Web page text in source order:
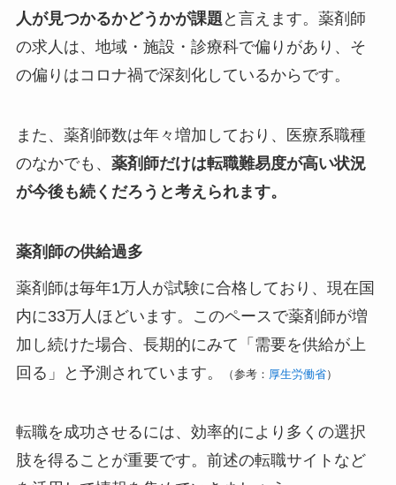
人が見つかるかどうかが課題 と言えます。薬剤師
の求人は、地域・施設・診療科で偏りがあり、そ
の偏りはコロナ禍で深刻化しているからです。
また、薬剤師数は年々増加しており、医療系職種
のなかでも、 薬剤師だけは転職難易度が高い状況
が今後も続くだろうと考えられます。
薬剤師の供給過多
薬剤師は毎年1万人が試験に合格しており、現在国
内に33万人ほどいます。このペースで薬剤師が増
加し続けた場合、長期的にみて「需要を供給が上
回る」と予測されています。
（参考： 厚生労働省）
転職を成功させるには、効率的により多くの選択
肢を得ることが重要です。前述の転職サイトなど